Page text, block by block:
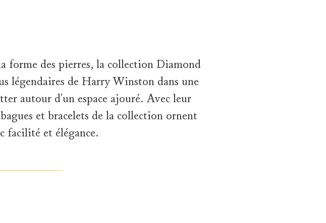
des pierres, la collection Diamond
légendaires de Harry Winston dans une
autour d'un espace ajouré. Avec leur
et bracelets de la collection ornent
facilité et élégance.